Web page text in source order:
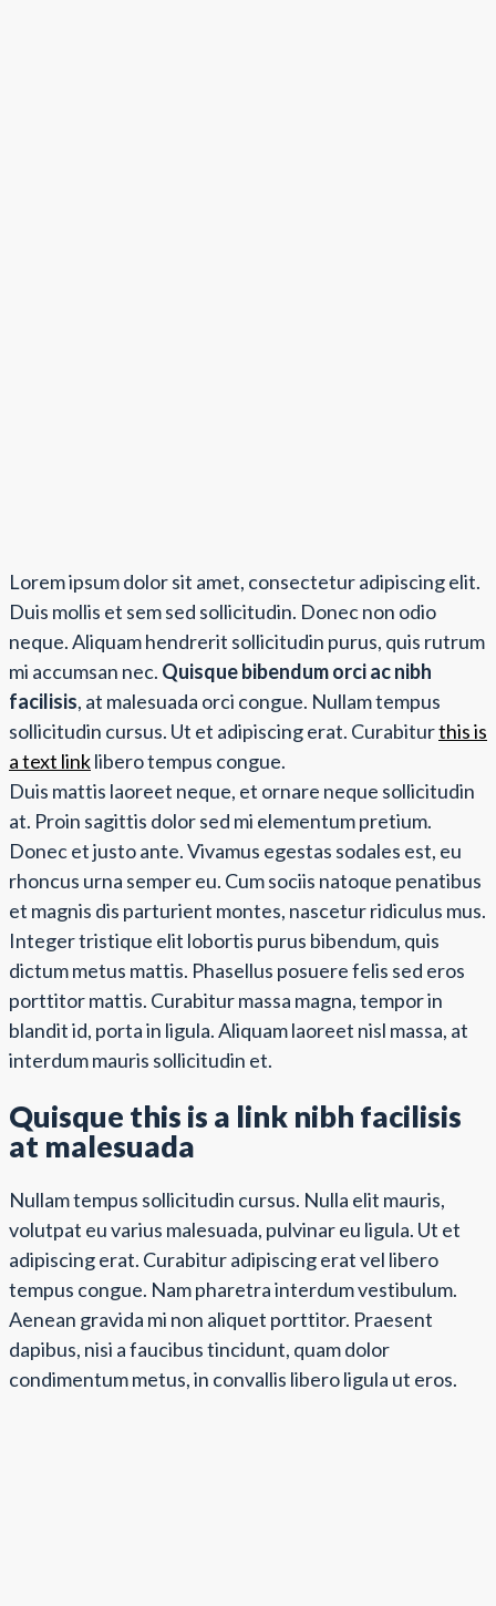
Lorem ipsum dolor sit amet, consectetur adipiscing elit.
Duis mollis et sem sed sollicitudin. Donec non odio
neque. Aliquam hendrerit sollicitudin purus, quis rutrum
mi accumsan nec. Quisque bibendum orci ac nibh
facilisis, at malesuada orci congue. Nullam tempus
sollicitudin cursus. Ut et adipiscing erat. Curabiturthis is
a text linklibero tempus congue.
Duis mattis laoreet neque, et ornare neque sollicitudin
at. Proin sagittis dolor sed mi elementum pretium.
Donec et justo ante. Vivamus egestas sodales est, eu
rhoncus urna semper eu. Cum sociis natoque penatibus
et magnis dis parturient montes, nascetur ridiculus mus.
Integer tristique elit lobortis purus bibendum, quis
dictum metus mattis. Phasellus posuere felis sed eros
porttitor mattis. Curabitur massa magna, tempor in
blandit id, porta in ligula. Aliquam laoreet nisl massa, at
interdum mauris sollicitudin et.
Quisque this is a link nibh facilisis
at malesuada
Nullam tempus sollicitudin cursus. Nulla elit mauris,
volutpat eu varius malesuada, pulvinar eu ligula. Ut et
adipiscing erat. Curabitur adipiscing erat vel libero
tempus congue. Nam pharetra interdum vestibulum.
Aenean gravida mi non aliquet porttitor. Praesent
dapibus, nisi a faucibus tincidunt, quam dolor
condimentum metus, in convallis libero ligula ut eros.